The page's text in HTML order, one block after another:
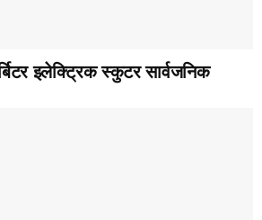
इलेक्ट्रिक स्कुटर सार्वजनिक